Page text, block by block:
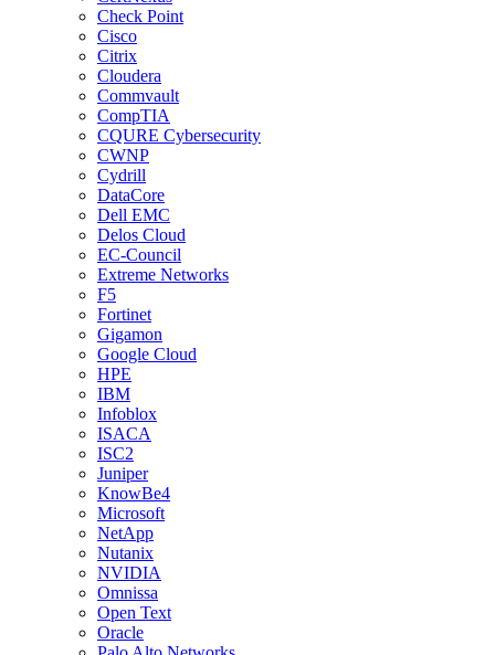
Check Point
Cisco
Citrix
Cloudera
Commvault
CompTIA
CQURE Cybersecurity
CWNP
Cydrill
DataCore
Dell EMC
Delos Cloud
EC-Council
Extreme Networks
F5
Fortinet
Gigamon
Google Cloud
HPE
IBM
Infoblox
ISACA
ISC2
Juniper
KnowBe4
Microsoft
NetApp
Nutanix
NVIDIA
Omnissa
Open Text
Oracle